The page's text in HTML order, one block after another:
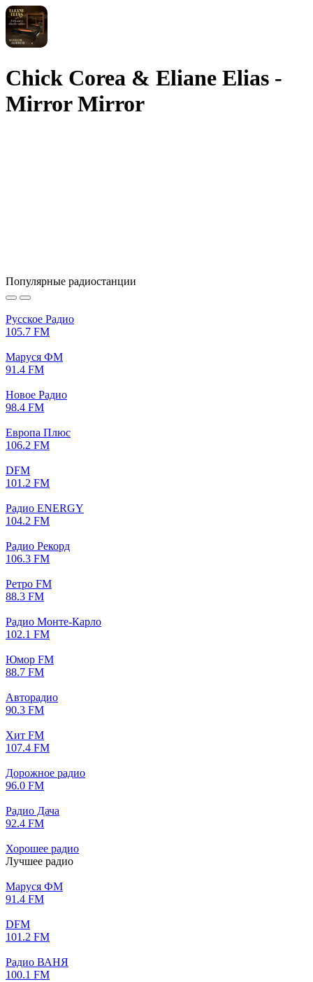
Chick Corea & Eliane Elias -
Mirror Mirror
Популярные радиостанции
Русское Радио
105.7 FM
Маруся ФМ
91.4 FM
Новое Радио
98.4 FM
Европа Плюс
106.2 FM
DFM
101.2 FM
Радио ENERGY
104.2 FM
Радио Рекорд
106.3 FM
Ретро FM
88.3 FM
Радио Монте-Карло
102.1 FM
Юмор FM
88.7 FM
Авторадио
90.3 FM
Хит FM
107.4 FM
Дорожное радио
96.0 FM
Радио Дача
92.4 FM
Хорошее радио
Лучшее радио
Маруся ФМ
91.4 FM
DFM
101.2 FM
Радио ВАНЯ
100.1 FM